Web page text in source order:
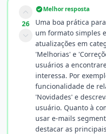
26
Melhor resposta
Uma boa prática
um formato simples
atualizações em
'Melhorias' e
usuários a
interessa. Por
funcionalidade de
'Novidades' e
usuário. Quanto à
usar e-mails
destacar as